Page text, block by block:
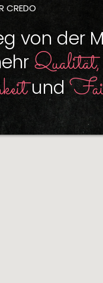
CREDO
von der
und